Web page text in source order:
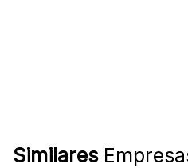
Similares